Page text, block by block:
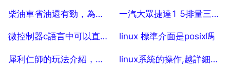
2025-07-29 2025-07-29
柴油車省油還有勁，為什麼用的少
2025-07-29
一汽大眾捷達1 5排量三廂多少錢
2025-07-29
微控制器c語言中可以直接用NOP 而不用 nop 不
2025-07-29
linux 標準介面是posix嗎
2025-07-29
犀利仁師的玩法介紹，犀利仁師裡的劉傲天是什麼身份。 linux系統的操作,越詳細越好，謝謝了 5